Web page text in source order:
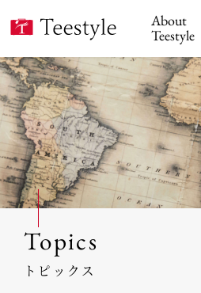
About
Teestyle
Topics
トピックス